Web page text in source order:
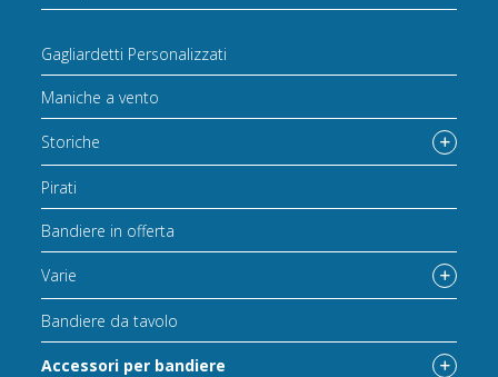
Gagliardetti Personalizzati
Maniche a vento
Storiche
Pirati
Bandiere in offerta
Varie
Bandiere da tavolo
Accessori per bandiere